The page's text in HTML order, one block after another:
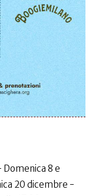
8 e
20 dicembre -